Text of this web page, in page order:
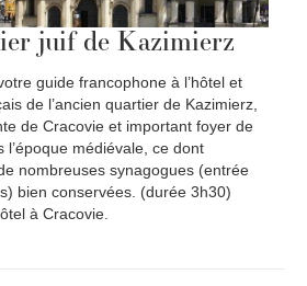
juif de Kazimierz
guide francophone à l’hôtel et
de l’ancien quartier de Kazimierz,
de Cracovie et important foyer de
l’époque médiévale, ce dont
nombreuses synagogues (entrée
bien conservées. (durée 3h30)
à Cracovie.